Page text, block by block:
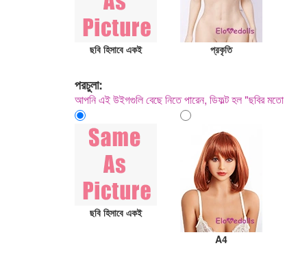
ছবি হিসাবে একই প্রকৃতি
পরচুলা:
আপনি এই উইগগুলি বেছে নিতে পারেন, ডিফল্ট হল "ছবির
ছবি হিসাবে একই
A4